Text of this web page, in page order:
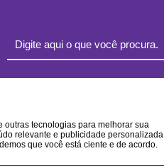
outras tecnologias para melhorar sua
relevante e publicidade personalizada
que você está ciente e de acordo.